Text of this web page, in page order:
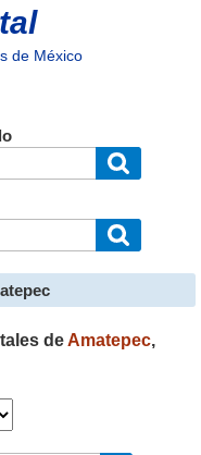
de México
deAmatepec,